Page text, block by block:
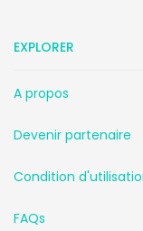
EXPLORER
A propos
Devenir partenaire
Condition
FAQs